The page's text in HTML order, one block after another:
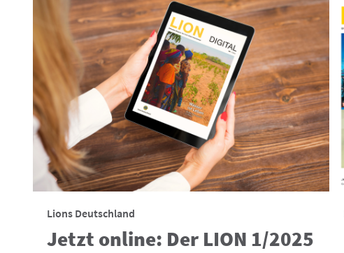
Lions Deutschland
Jetzt online: Der LION 1/2025